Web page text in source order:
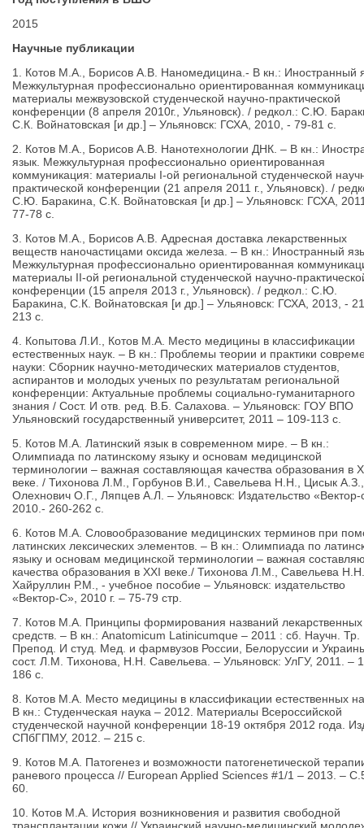
2015
Научные публикации
1. Котов М.А., Борисов А.В. Наномедицина.- В кн.: Иностранный
Межкультурная профессионально ориентированная
материалы межвузовской студенческой научно-практической
конференции (8 апреля 2010г., Ульяновск). / редкол.: С.Ю.
С.К. Войнатовская [и др.] – Ульяновск: ГСХА, 2010, - 79-81 с.
2. Котов М.А., Борисов А.В. Нанотехнологии ДНК. – В кн.:
язык. Межкультурная профессионально ориентированная
коммуникация: материалы I-ой региональной студенческой
практической конференции (21 апреля 2011 г., Ульяновск). /
С.Ю. Баракина, С.К. Войнатовская [и др.] – Ульяновск: ГСХА,
77-78 с.
3. Котов М.А., Борисов А.В. Адресная доставка лекарственных
веществ наночастицами оксида железа. – В кн.: Иностранный
Межкультурная профессионально ориентированная
материалы II-ой региональной студенческой научно-
конференции (15 апреля 2013 г., Ульяновск). / редкол.: С.Ю.
Баракина, С.К. Войнатовская [и др.] – Ульяновск: ГСХА, 2013, -
213 с.
4. Копытова Л.И., Котов М.А. Место медицины в классификации
естественных наук. – В кн.: Проблемы теории и практики
науки: Сборник научно-методических материалов студентов,
аспирантов и молодых ученых по результатам региональной
конференции: Актуальные проблемы социально-гуманитарного
знания / Сост. И отв. ред. В.Б. Салахова. – Ульяновск: ГОУ ВПО
Ульяновский государственный университет, 2011 – 109-113 с.
5. Котов М.А. Латинский язык в современном мире. – В кн.:
Олимпиада по латинскому языку и основам медицинской
терминологии – важная составляющая качества образования в
веке. / Тихонова Л.М., Горбунов В.И., Савельева Н.Н., Цисык А.З.,
Олехнович О.Г., Ляпцев А.Л. – Ульяновск: Издательство «Вектор-
2010.- 260-262 с.
6. Котов М.А. Словообразование медицинских терминов при
латинских лексических элементов. – В кн.: Олимпиада по
языку и основам медицинской терминологии – важная
качества образования в XXI веке./ Тихонова Л.М., Савельева
Хайруллин Р.М., - учебное пособие – Ульяновск: издательство
«Вектор-С», 2010 г. – 75-79 стр.
7. Котов М.А. Принципы формирования названий лекарственных
средств. – В кн.: Anatomicum Latinicumque – 2011 : cб. Научн. Тр.
Препод. И студ. Мед. и фармвузов России, Белоруссии и
сост. Л.М. Тихонова, Н.Н. Савельева. – Ульяновск: УлГУ, 2011. –
186 с.
8. Котов М.А. Место медицины в классификации естественных
В кн.: Студенческая наука – 2012. Материалы Всероссийской
студенческой научной конференции 18-19 октября 2012 года.
СПбГПМУ, 2012. – 215 с.
9. Котов М.А. Патогенез и возможности патогенетической
раневого процесса // European Applied Sciences #1/1 – 2013. –
60.
10. Котов М.А. История возникновения и развития свободной